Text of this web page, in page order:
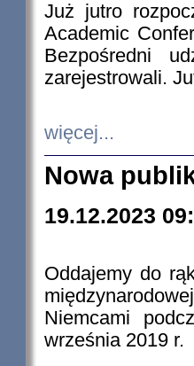
Już jutro
Academic
Bezpośredni
zarejestrowali.
więcej...
Nowa
19.12.2023
Oddajemy do
Niemcami
września 2019 r.